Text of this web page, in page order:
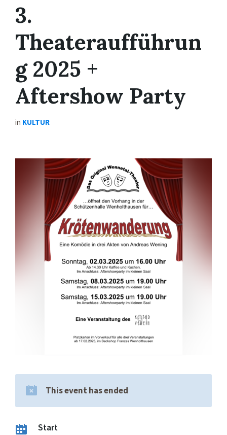
3.
Theateraufführun
g 2025 +
Aftershow Party
in KULTUR
This event has ended
Start